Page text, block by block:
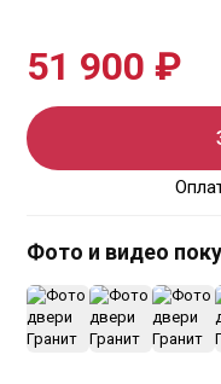
51 900 ₽
Фото и видео